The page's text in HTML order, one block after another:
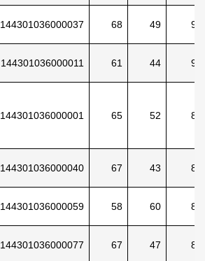
144301036000037 68 49 90
144301036000011 61 44 93
144301036000001 65 52 87
144301036000040 67 43 80
144301036000059 58 60 83
144301036000077 67 47 84